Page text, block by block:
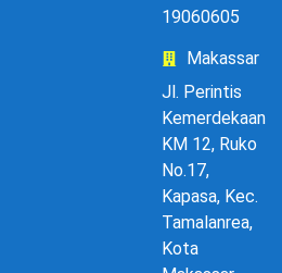
19060605
Makassar
Jl. Perintis
Kemerdekaan
KM 12, Ruko
No.17,
Kapasa, Kec.
Tamalanrea,
Kota